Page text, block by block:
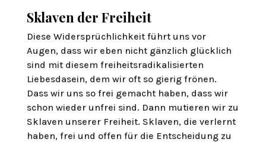
Sklaven der Freiheit
Diese Widersprüchlichkeit führt uns vor
Augen, dass wir eben nicht gänzlich glücklich
sind mit diesem freiheitsradikalisierten
Liebesdasein, dem wir oft so gierig frönen.
Dass wir uns so frei gemacht haben, dass wir
schon wieder unfrei sind. Dann mutieren wir zu
Sklaven unserer Freiheit. Sklaven, die verlernt
haben, frei und offen für die Entscheidung zu